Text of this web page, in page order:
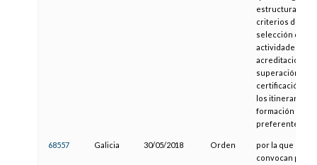
estructura,
criterios de
selección de
actividades,
acreditación de
superación y
certificación de
los itinerarios
formación
preferentes
68557 Galicia 30/05/2018 Orden
por la que se
convocan plazas